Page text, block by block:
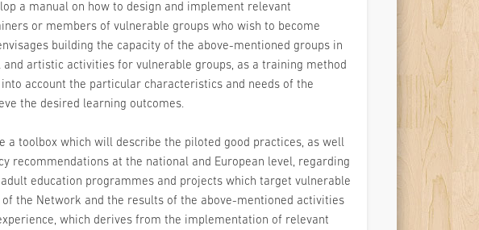
a manual on how to design and implement relevant
or members of vulnerable groups who wish to become
building the capacity of the above-mentioned groups in
artistic activities for vulnerable groups, as a training method
account the particular characteristics and needs of the
the desired learning outcomes.
a toolbox which will describe the piloted good practices, as well
recommendations at the national and European level, regarding
education programmes and projects which target vulnerable
the Network and the results of the above-mentioned activities
which derives from the implementation of relevant